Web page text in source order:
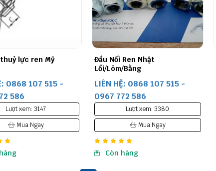
lực ren Mỹ
0868 107 515 -
586
Lượt xem: 3147
Mua Ngay
Đầu Nối Ren Nhật
Lồi/Lõm/Bằng
LIÊN HỆ: 0868 107 515 -
0967 772 586
Lượt xem: 3380
Mua Ngay
Còn hàng